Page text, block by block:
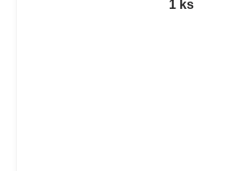
1 ks